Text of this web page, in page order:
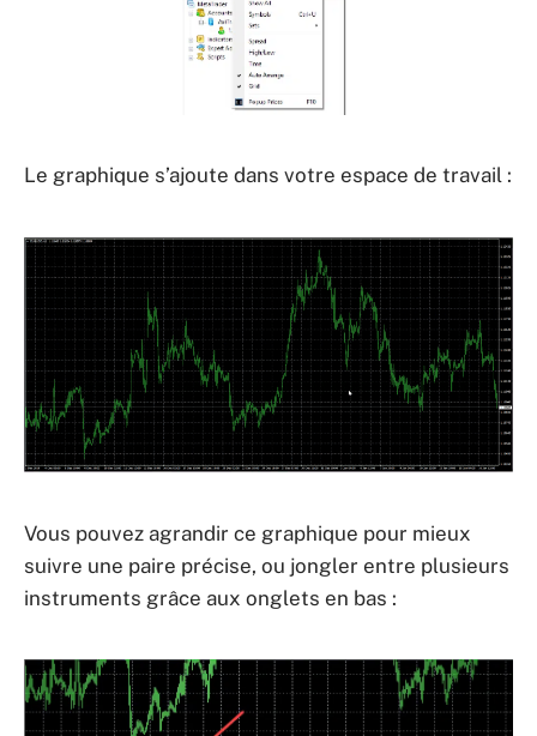
Le graphique s’ajoute dans votre espace de travail :
Vous pouvez agrandir ce graphique pour mieux
suivre une paire précise, ou jongler entre plusieurs
instruments grâce aux onglets en bas :